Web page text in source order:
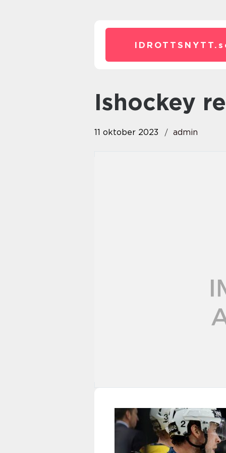
IDROTTSNYTT.
ishockey
11 oktober 2023 admin